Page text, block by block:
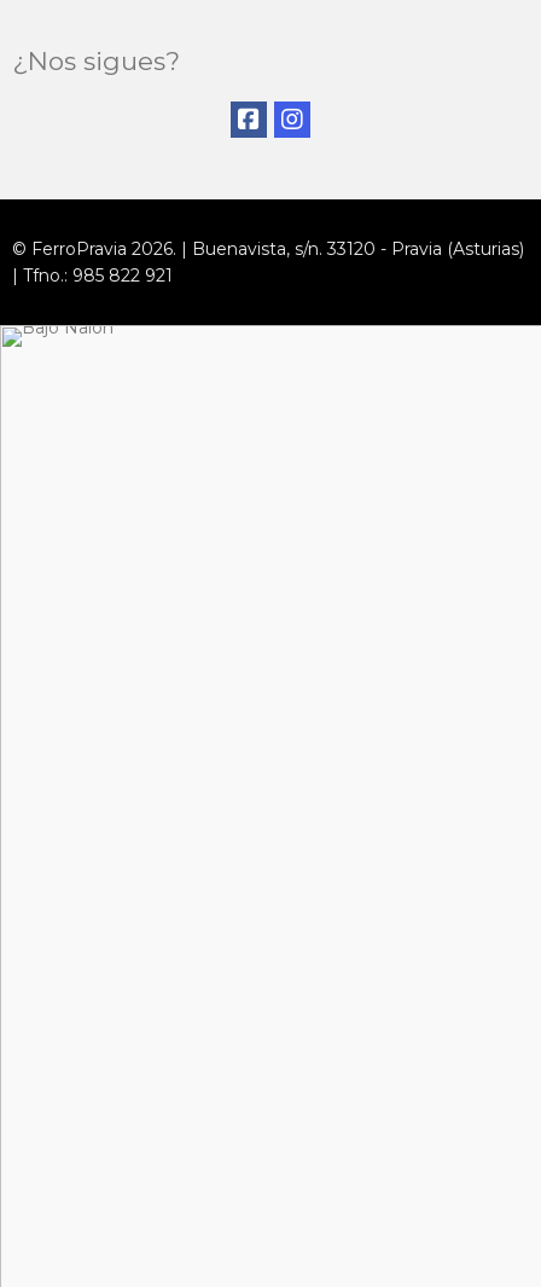
¿Nos sigues?
© FerroPravia 2026. | Buenavista, s/n. 33120 - Pravia (Asturias)
| Tfno.: 985 822 921